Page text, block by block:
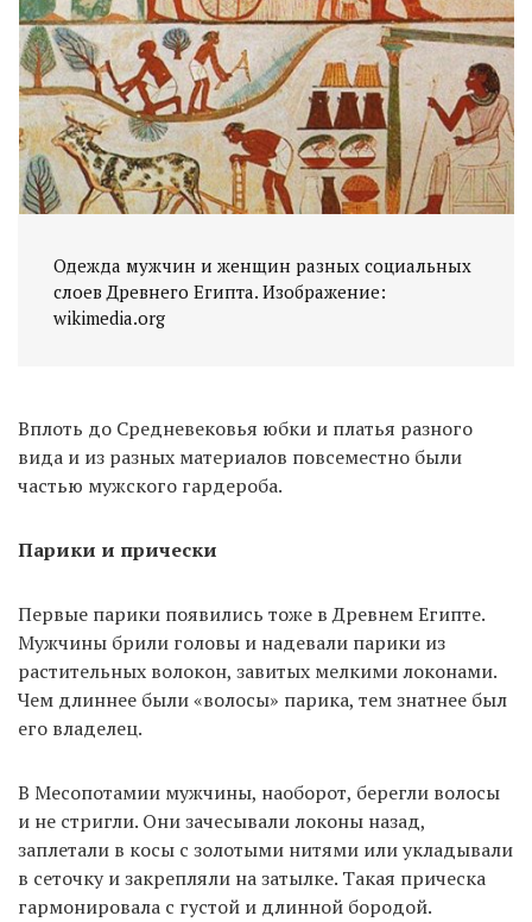
Одежда мужчин и женщин разных социальных
слоев Древнего Египта. Изображение:
wikimedia.org
Вплоть до Средневековья юбки и платья разного
вида и из разных материалов повсеместно были
частью мужского гардероба.
Парики и прически
Первые парики появились тоже в Древнем Египте.
Мужчины брили головы и надевали парики из
растительных волокон, завитых мелкими локонами.
Чем длиннее были «волосы» парика, тем знатнее был
его владелец.
В Месопотамии мужчины, наоборот, берегли волосы
и не стригли. Они зачесывали локоны назад,
заплетали в косы с золотыми нитями или укладывали
в сеточку и закрепляли на затылке. Такая прическа
гармонировала с густой и длинной бородой.